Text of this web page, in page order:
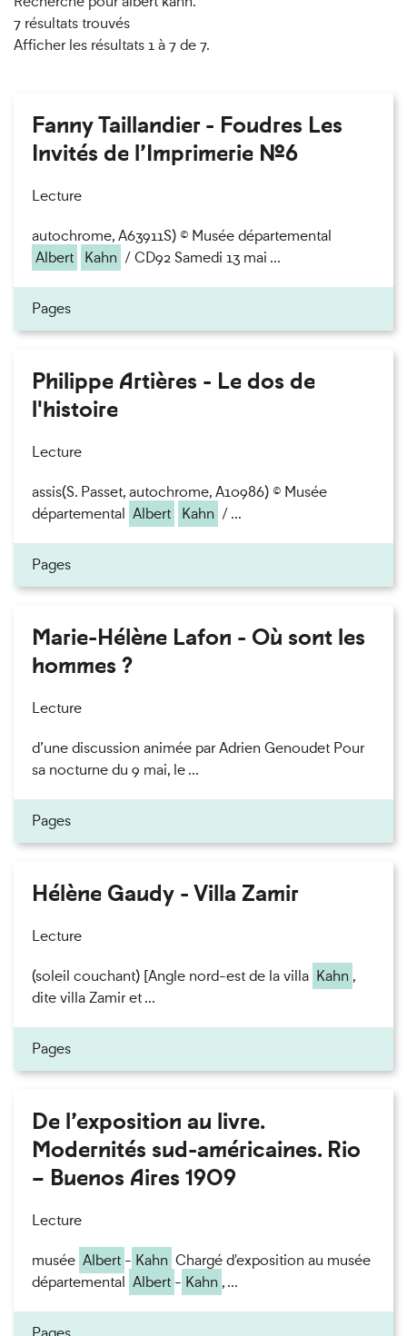
7 résultats trouvés
Afficher les résultats 1 à 7 de 7.
Fanny Taillandier - Foudres Les
Invités de l’Imprimerie n°6
Lecture
autochrome, A63911S) © Musée départemental
Albert
Kahn / CD92 Samedi 13 mai ...
Pages
Philippe Artières - Le dos de
l'histoire
Lecture
assis(S. Passet, autochrome, A10986) © Musée
départemental Albert Kahn / ...
Pages
Marie-Hélène Lafon - Où sont les
hommes ?
Lecture
d’une discussion animée par Adrien Genoudet Pour
sa nocturne du 9 mai, le ...
Pages
Hélène Gaudy - Villa Zamir
Lecture
(soleil couchant) [Angle nord-est de la villa Kahn ,
dite villa Zamir et ...
Pages
De l’exposition au livre.
Modernités sud-américaines. Rio
– Buenos Aires 1909
Lecture
musée Albert - Kahn Chargé d'exposition au musée
départemental Albert - Kahn , ...